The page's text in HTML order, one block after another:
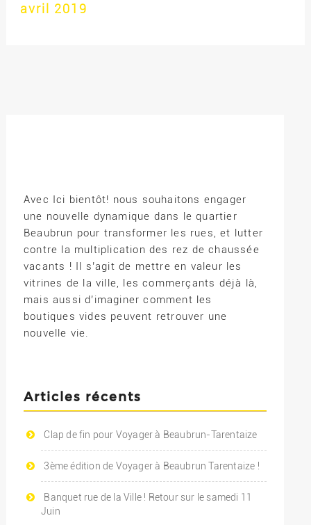
avril 2019
Avec Ici bientôt! nous souhaitons engager
une nouvelle dynamique dans le quartier
Beaubrun pour transformer les rues, et lutter
contre la multiplication des rez de chaussée
vacants ! Il s’agit de mettre en valeur les
vitrines de la ville, les commerçants déjà là,
mais aussi d’imaginer comment les
boutiques vides peuvent retrouver une
nouvelle vie.
Articles récents
Clap de fin pour Voyager à Beaubrun-Tarentaize
3ème édition de Voyager à Beaubrun Tarentaize !
Banquet rue de la Ville ! Retour sur le samedi 11
Juin